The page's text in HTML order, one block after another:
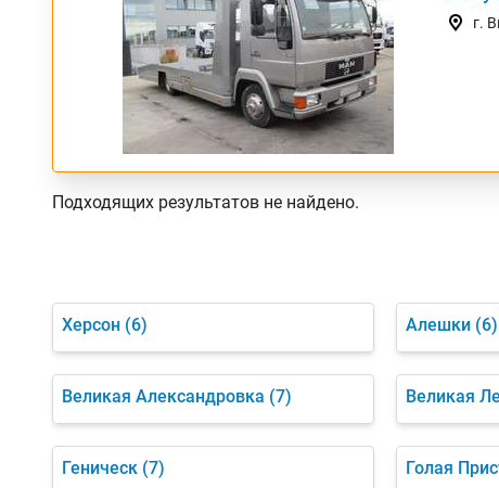
г.
Подходящих результатов не найдено.
Херсон (6) Алешки (6)
Великая Александровка (7) Великая
Геническ (7) Голая